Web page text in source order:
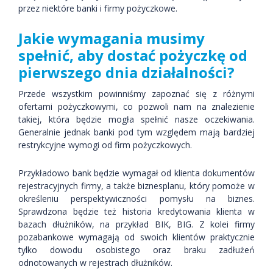
przez niektóre banki i firmy pożyczkowe.
Jakie wymagania musimy
spełnić, aby dostać pożyczkę od
pierwszego dnia działalności?
Przede wszystkim powinniśmy zapoznać się z różnymi
ofertami pożyczkowymi, co pozwoli nam na znalezienie
takiej, która będzie mogła spełnić nasze oczekiwania.
Generalnie jednak banki pod tym względem mają bardziej
restrykcyjne wymogi od firm pożyczkowych.
Przykładowo bank będzie wymagał od klienta dokumentów
rejestracyjnych firmy, a także biznesplanu, który pomoże w
określeniu perspektywiczności pomysłu na biznes.
Sprawdzona będzie też historia kredytowania klienta w
bazach dłużników, na przykład BIK, BIG. Z kolei firmy
pozabankowe wymagają od swoich klientów praktycznie
tylko dowodu osobistego oraz braku zadłużeń
odnotowanych w rejestrach dłużników.